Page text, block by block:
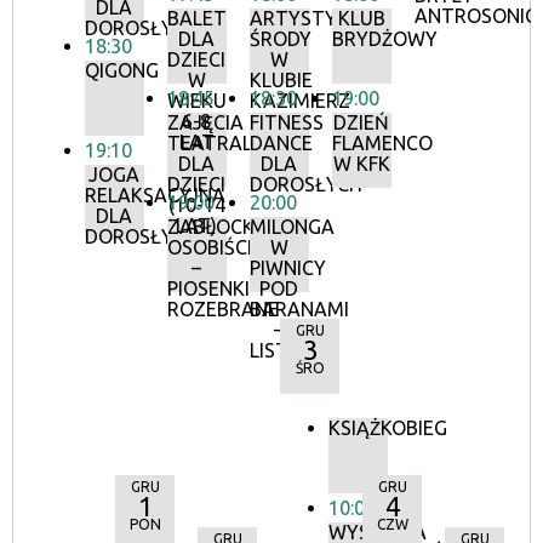
DLA
DOROSŁYCH
18:30
QIGONG
19:10
JOGA
RELAKSACYJNA
DLA
DOROSŁYCH
BALET
DLA
DZIECI
W
WIEKU
6-8
LAT
18:45
ZAJĘCIA
TEATRALNE
DLA
DZIECI
(10-14
LAT)
19:00
ZABŁOCKI
OSOBIŚCIE
–
PIOSENKI
ROZEBRANE
ARTYSTYCZNE
ŚRODY
W
KLUBIE
KAZIMIERZ
18:30
FITNESS
DANCE
DLA
DOROSŁYCH
20:00
MILONGA
W
PIWNICY
POD
BARANAMI
–
LISTOPAD
KLUB
BRYDŻOWY
19:00
DZIEŃ
FLAMENCO
W KFK
GRU
1
PON
GRU
GRU
3
ŚRO
KSIĄŻKOBIEG
10:00
WYSTAWA
GRU
4
CZW
GRU